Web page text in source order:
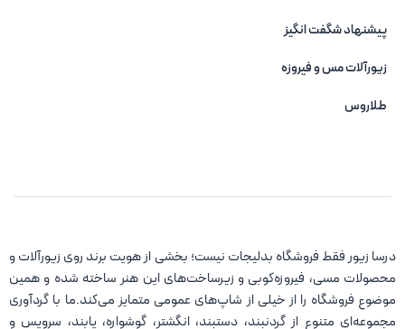
پیشنهاد شگفت انگیز
زیورآلات مس و فیروزه‌
طلاروس
درسا زیور فقط فروشگاه بدلیجات نیست؛ بخشی از هویت برند روی زیورآلات و
محصولات مسی، فیروزه‌کوبی و زیرساخت‌های این هنر ساخته شده و همین
موضوع فروشگاه را از خیلی از شاپ‌های عمومی متمایز می‌کند.ما با گردآوری
مجموعه‌ای متنوع از گردنبند، دستبند، انگشتر، گوشواره، پابند، سرویس و